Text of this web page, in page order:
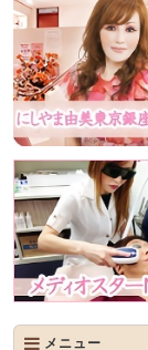
メニュー